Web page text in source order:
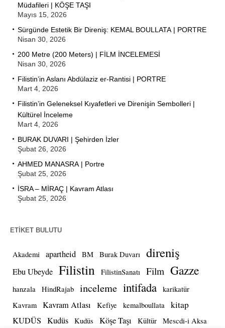
Müdafileri | KÖŞE TAŞI
Mayıs 15, 2026
Sürgünde Estetik Bir Direniş: KEMAL BOULLATA | PORTRE
Nisan 30, 2026
200 Metre (200 Meters) | FİLM İNCELEMESİ
Nisan 30, 2026
Filistin’in Aslanı Abdülaziz er-Rantisi | PORTRE
Mart 4, 2026
Filistin’in Geleneksel Kıyafetleri ve Direnişin Sembolleri |
Kültürel İnceleme
Mart 4, 2026
BURAK DUVARI | Şehirden İzler
Şubat 26, 2026
AHMED MANASRA | Portre
Şubat 25, 2026
İSRA – MİRAÇ | Kavram Atlası
Şubat 25, 2026
ETIKET BULUTU
Akademi apartheid BM Burak Duvarı direniş
Ebu Ubeyde Filistin FilistinSanatı Film Gazze
hanzala HindRajab inceleme intifada
karikatür
Kavram
Kavram Atlası Kefiye kemalboullata kitap
KUDÜS Kudüs Kudüs Köşe Taşı Kültür Mescdi-i Aksa